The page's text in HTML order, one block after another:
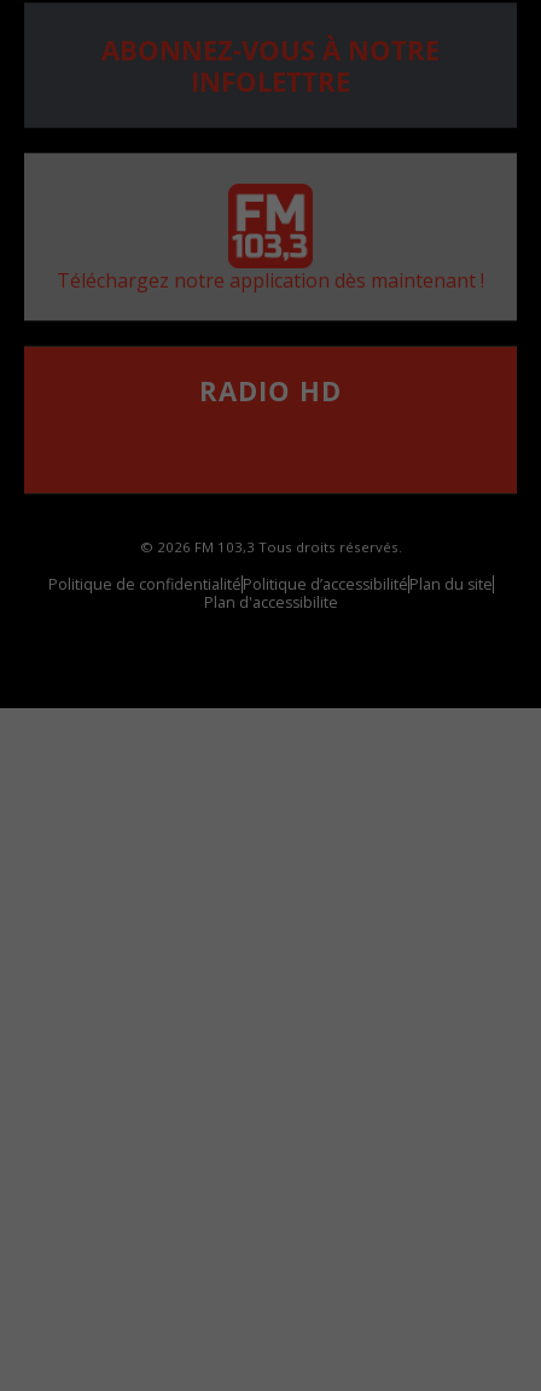
ABONNEZ-VOUS À NOTRE
INFOLETTRE
Téléchargez notre application dès maintenant !
RADIO HD
© 2026 FM 103,3 Tous droits réservés.
Politique de confidentialitéPolitique d’accessibilitéPlan du site
Plan d'accessibilite